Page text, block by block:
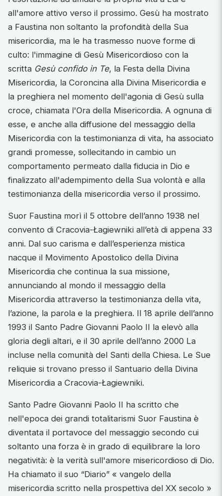
all'amore attivo verso il prossimo. Gesù ha mostrato
a Faustina non soltanto la profondità della Sua
misericordia, ma le ha trasmesso nuove forme di
culto: l'immagine di Gesù Misericordioso con la
scritta Gesù confido in Te, la Festa della Divina
Misericordia, la Coroncina alla Divina Misericordia e
la preghiera nel momento dell'agonia di Gesù sulla
croce, chiamata l'Ora della Misericordia. A ognuna di
esse, e anche alla diffusione del messaggio della
Misericordia con la testimonianza di vita, ha associato
grandi promesse, sollecitando in cambio un
comportamento permeato dalla fiducia in Dio e
finalizzato all'adempimento della Sua volontà e alla
testimonianza della misericordia verso il prossimo.
Suor Faustina morì il 5 ottobre dell’anno 1938 nel
convento di Cracovia-Łagiewniki all’età di appena 33
anni. Dal suo carisma e dall’esperienza mistica
nacque il Movimento Apostolico della Divina
Misericordia che continua la sua missione,
annunciando al mondo il messaggio della
Misericordia attraverso la testimonianza della vita,
l’azione, la parola e la preghiera. Il 18 aprile dell’anno
1993 il Santo Padre Giovanni Paolo II la elevò alla
gloria degli altari, e il 30 aprile dell’anno 2000 La
incluse nella comunità del Santi della Chiesa. Le Sue
reliquie si trovano presso il Santuario della Divina
Misericordia a Cracovia-Łagiewniki.
Santo Padre Giovanni Paolo II ha scritto che
nell'epoca dei grandi totalitarismi Suor Faustina è
diventata il portavoce del messaggio secondo cui
soltanto una forza è in grado di equilibrare la loro
negatività: è la verità sull'amore misericordioso di Dio.
Ha chiamato il suo “Diario” « vangelo della
misericordia scritto nella prospettiva del XX secolo »